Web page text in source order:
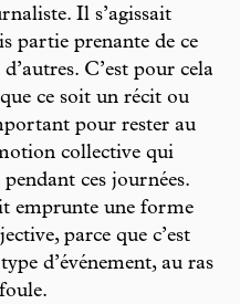
Il s’agissait
partie prenante de ce
C’est pour cela
ce soit un récit ou
pour rester au
collective qui
ces journées.
emprunte une forme
parce que c’est
d’événement, au ras